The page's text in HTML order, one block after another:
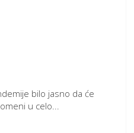
bilo jasno da će
u celo...